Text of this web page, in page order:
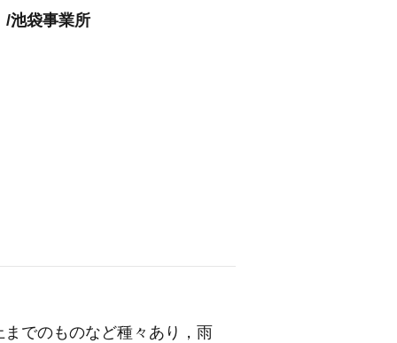
/池袋事業所
でのものなど種々あり，雨